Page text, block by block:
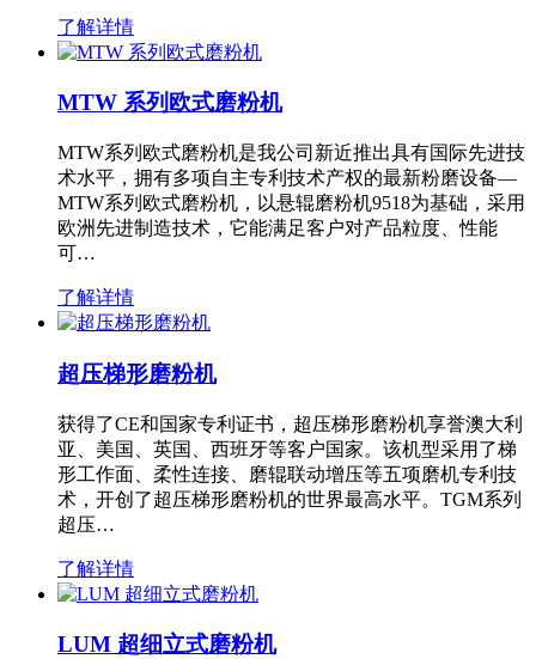
了解详情
MTW 系列欧式磨粉机
MTW系列欧式磨粉机是我公司新近推出具有国际先进技
术水平，拥有多项自主专利技术产权的最新粉磨设备—
MTW系列欧式磨粉机，以悬辊磨粉机9518为基础，采用
欧洲先进制造技术，它能满足客户对产品粒度、性能
可…
了解详情
超压梯形磨粉机
获得了CE和国家专利证书，超压梯形磨粉机享誉澳大利
亚、美国、英国、西班牙等客户国家。该机型采用了梯
形工作面、柔性连接、磨辊联动增压等五项磨机专利技
术，开创了超压梯形磨粉机的世界最高水平。TGM系列
超压…
了解详情
LUM 超细立式磨粉机